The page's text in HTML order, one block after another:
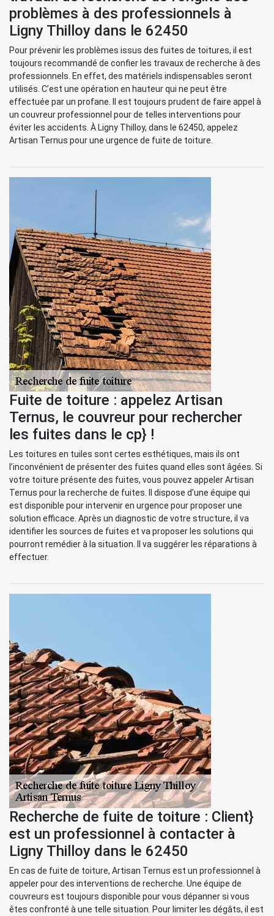
problèmes à des professionnels à
Ligny Thilloy dans le 62450
Pour prévenir les problèmes issus des fuites de toitures, il est
toujours recommandé de confier les travaux de recherche à des
professionnels. En effet, des matériels indispensables seront
utilisés. C’est une opération en hauteur qui ne peut être
effectuée par un profane. Il est toujours prudent de faire appel à
un couvreur professionnel pour de telles interventions pour
éviter les accidents. À Ligny Thilloy, dans le 62450, appelez
Artisan Ternus pour une urgence de fuite de toiture.
Fuite de toiture : appelez Artisan
Ternus, le couvreur pour rechercher
les fuites dans le cp} !
Les toitures en tuiles sont certes esthétiques, mais ils ont
l’inconvénient de présenter des fuites quand elles sont âgées. Si
votre toiture présente des fuites, vous pouvez appeler Artisan
Ternus pour la recherche de fuites. Il dispose d’une équipe qui
est disponible pour intervenir en urgence pour proposer une
solution efficace. Après un diagnostic de votre structure, il va
identifier les sources de fuites et va proposer les solutions qui
pourront remédier à la situation. Il va suggérer les réparations à
effectuer.
Recherche de fuite de toiture : Client}
est un professionnel à contacter à
Ligny Thilloy dans le 62450
En cas de fuite de toiture, Artisan Ternus est un professionnel à
appeler pour des interventions de recherche. Une équipe de
couvreurs est toujours disponible pour vous dépanner si vous
êtes confronté à une telle situation. Pour limiter les dégâts, il est